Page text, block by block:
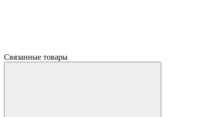
Связанные товары